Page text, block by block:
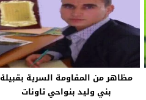
مظاهر من المقاومة السرية بقبيلة
بني وليد بنواحي تاونات